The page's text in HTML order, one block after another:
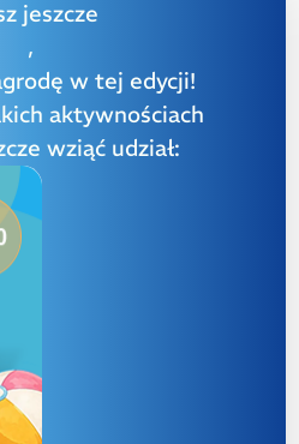
jeszcze
,
w tej edycji!
aktywnościach
wziąć udział: